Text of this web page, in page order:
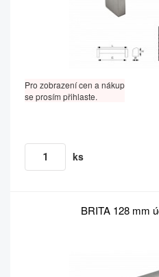
Pro zobrazení cen a nákup
se prosím přihlaste.
ks
BRITA 128 mm